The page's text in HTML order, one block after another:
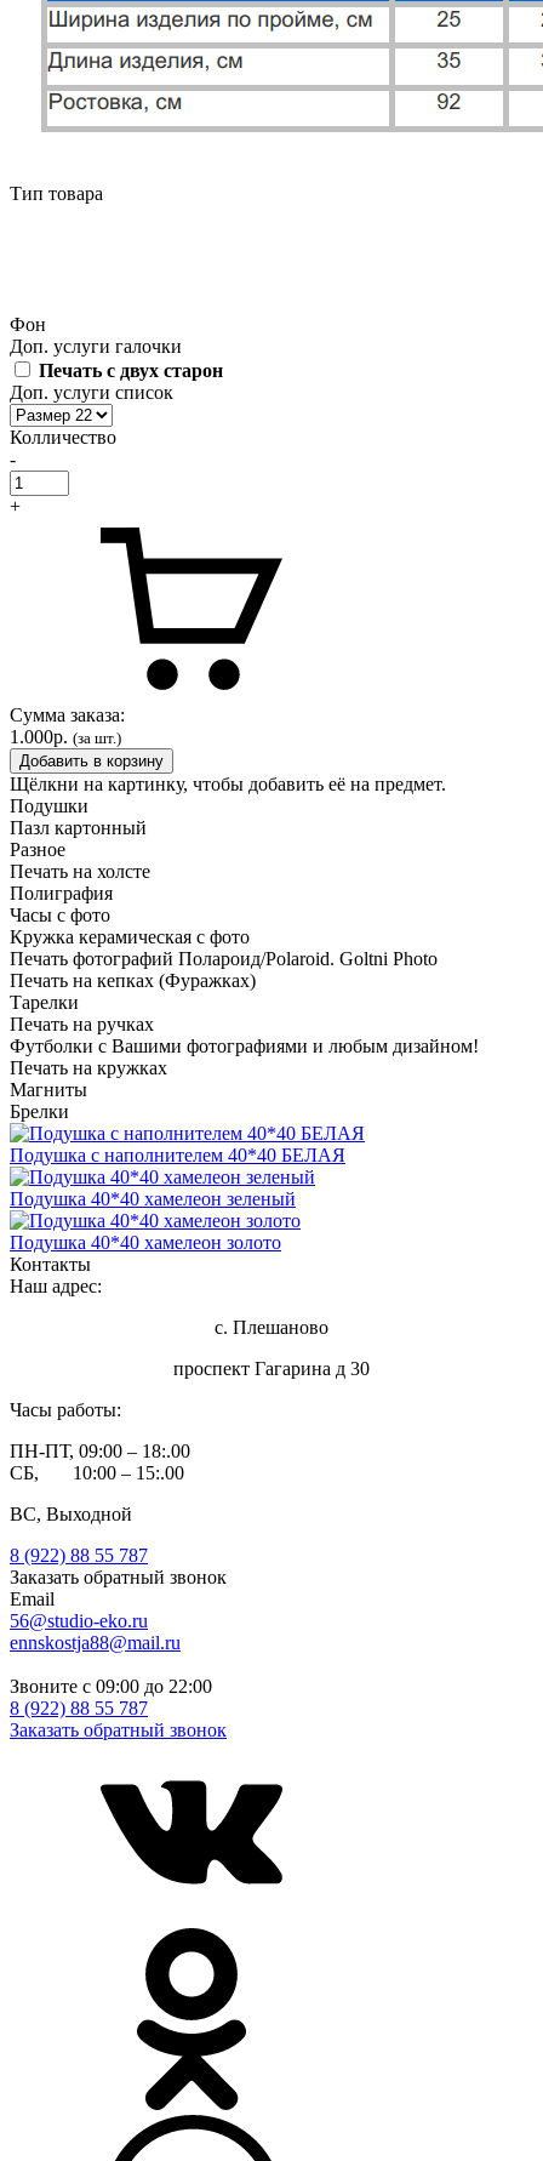
Тип товара
Фон
Доп. услуги галочки
Печать с двух старон
Доп. услуги список
Колличество
-
+
Сумма заказа:
1.000р. (за шт.)
Добавить в корзину
Щёлкни на картинку, чтобы добавить её на предмет.
Подушки
Пазл картонный
Разное
Печать на холсте
Полиграфия
Часы с фото
Кружка керамическая с фото
Печать фотографий Полароид/Polaroid. Goltni Photo
Печать на кепках (Фуражках)
Тарелки
Печать на ручках
Футболки с Вашими фотографиями и любым дизайном!
Печать на кружках
Магниты
Брелки
Подушка с наполнителем 40*40 БЕЛАЯ
Подушка 40*40 хамелеон зеленый
Подушка 40*40 хамелеон золото
Контакты
Наш адрес:
с. Плешаново
проспект Гагарина д 30
Часы работы:
ПН-ПТ, 09:00 – 18:.00
СБ, 10:00 – 15:.00
ВС, Выходной
8 (922) 88 55 787
Заказать обратный звонок
Email
56@studio-eko.ru
ennskostja88@mail.ru
Звоните с 09:00 до 22:00
8 (922) 88 55 787
Заказать обратный звонок